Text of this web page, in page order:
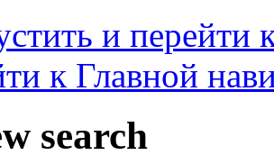
и перейти
к Главной
search